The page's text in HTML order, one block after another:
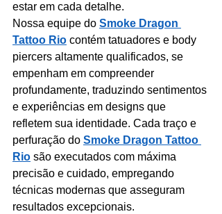
estar em cada detalhe.
Nossa equipe do Smoke Dragon
Tattoo Rio contém tatuadores e body
piercers altamente qualificados, se
empenham em compreender
profundamente, traduzindo sentimentos
e experiências em designs que
refletem sua identidade. Cada traço e
perfuração do Smoke Dragon Tattoo
Rio são executados com máxima
precisão e cuidado, empregando
técnicas modernas que asseguram
resultados excepcionais.